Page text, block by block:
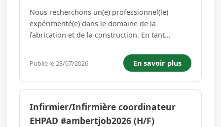
Nous recherchons un(e) professionnel(le)
expérimenté(e) dans le domaine de la
fabrication et de la construction. En tant
responsable de diverses tâches liées à la
production, à l'assemblage et à l'installation de
structures. Vous travaillerez en équipe ...
Publie le 28/07/2026 En savoir plus
Infirmier/Infirmière coordinateur
EHPAD #ambertjob2026 (H/F)